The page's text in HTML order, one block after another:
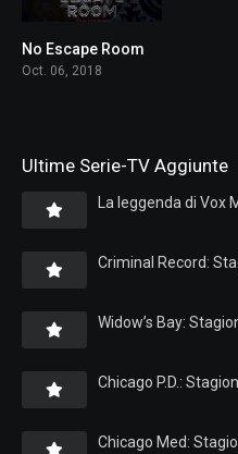
5.5
No Escape Room
Oct. 06, 2018
Ultime Serie-TV Aggiunte
La leggenda di Vox
Criminal Record:
Widow’s Bay:
Chicago P.D.:
Chicago Med: